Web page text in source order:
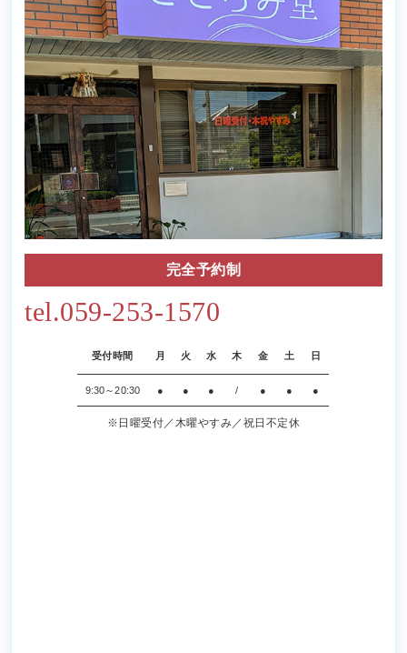
完全予約制
tel.059-253-1570
受付時間 月 火 水 木 金 土 日
9:30～20:30 ● ● ● / ● ● ●
※日曜受付／木曜やすみ／祝日不定休